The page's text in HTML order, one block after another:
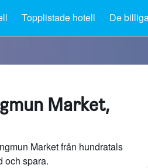
Topplistade hotell De
Market,
Market från hundratals
och spara.